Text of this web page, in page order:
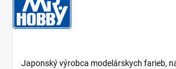
Japonský výrobca modelárskych farieb,